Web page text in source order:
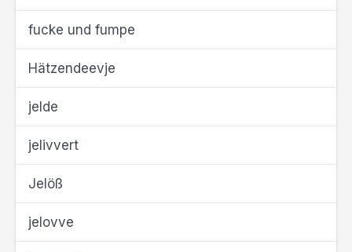
fucke und fumpe
Hätzendeevje
jelde
jelivvert
Jelöß
jelovve